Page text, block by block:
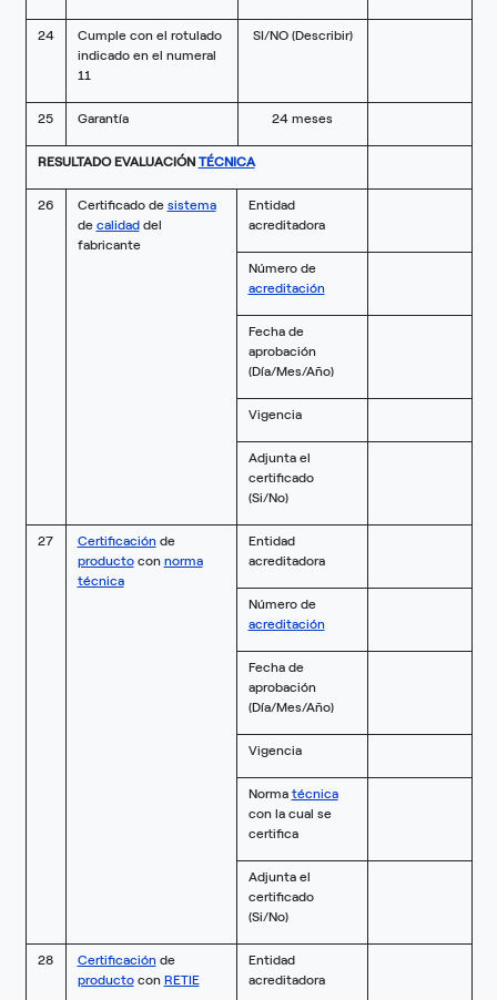
24
Cumple con el rotulado
indicado en el numeral
11
SI/NO (Describir)
25 Garantía 24 meses
RESULTADO EVALUACIÓN TÉCNICA
26 Certificado de sistema
de calidaddel
fabricante
Entidad
acreditadora
Número de
acreditación
Fecha de
aprobación
(Día/Mes/Año)
Vigencia
Adjunta el
certificado
(Si/No)
27 Certificaciónde
productocon norma
técnica
Entidad
acreditadora
Número de
acreditación
Fecha de
aprobación
(Día/Mes/Año)
Vigencia
Norma técnica
con la cual se
certifica
Adjunta el
certificado
(Si/No)
28 Certificaciónde
productocon RETIE
Entidad
acreditadora